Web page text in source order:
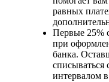
равных
Первые 25%
при
банка.
списываться
интервалом